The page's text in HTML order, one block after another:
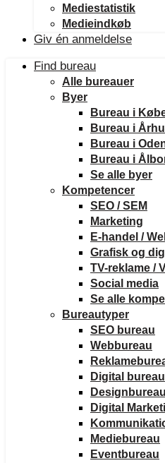
Mediestatistik
Medieindkøb
Giv én anmeldelse
Find bureau
Alle bureauer
Byer
Bureau i
Bureau i
Bureau i
Bureau i
Se alle byer
Kompetencer
SEO / SEM
Marketing
E-handel /
Grafisk og
TV-reklame /
Social media
Se alle
Bureautyper
SEO bureau
Webbureau
Digital bureau
Designbureau
Digital
Mediebureau
Eventbureau